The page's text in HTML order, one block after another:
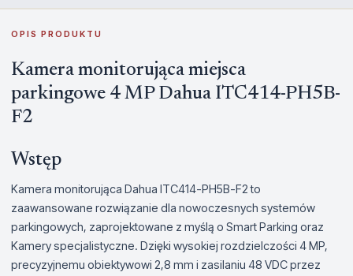
OPIS PRODUKTU
Kamera monitorująca miejsca
parkingowe 4 MP Dahua ITC414-PH5B-
F2
Wstęp
Kamera monitorująca Dahua ITC414-PH5B-F2 to
zaawansowane rozwiązanie dla nowoczesnych systemów
parkingowych, zaprojektowane z myślą o Smart Parking oraz
Kamery specjalistyczne. Dzięki wysokiej rozdzielczości 4 MP,
precyzyjnemu obiektywowi 2,8 mm i zasilaniu 48 VDC przez